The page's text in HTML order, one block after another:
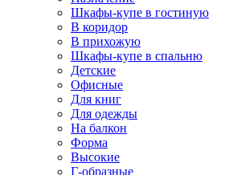
Шкафы-купе в гостиную
В коридор
В прихожую
Шкафы-купе в спальню
Детские
Офисные
Для книг
Для одежды
На балкон
Форма
Высокие
Г-образные